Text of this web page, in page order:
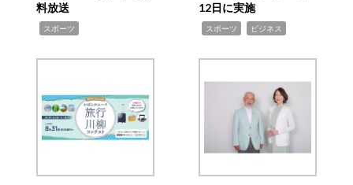
料放送
スポーツ
12日に実施
スポーツ ビジネス